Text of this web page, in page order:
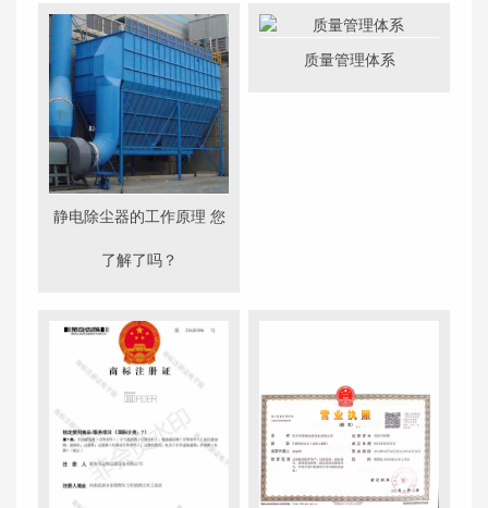
静电除尘器的工作原理 您
了解了吗？
质量管理体系